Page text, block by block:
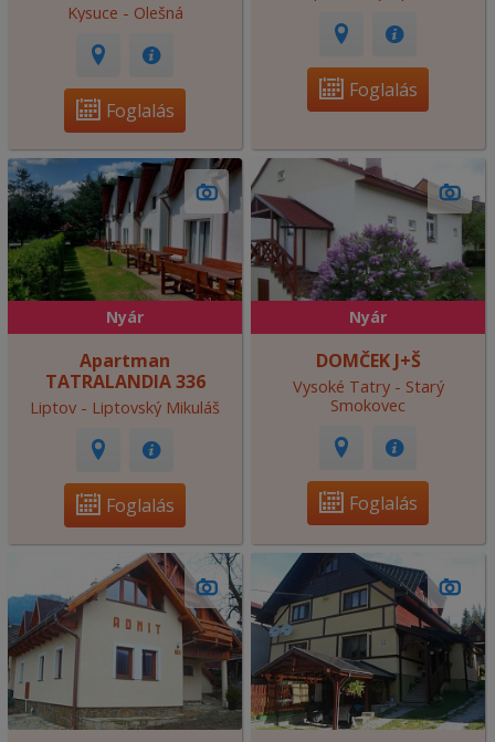
Kysuce - Olešná
Foglalás
Foglalás
Nyár
Apartman
TATRALANDIA 336
Liptov - Liptovský Mikuláš
Foglalás
Nyár
DOMČEK J+Š
Vysoké Tatry - Starý
Smokovec
Foglalás